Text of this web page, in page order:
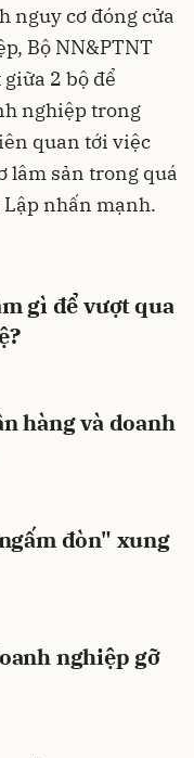
nguy cơ đóng cửa
Bộ NN&PTNT
2 bộ để
nghiệp trong
quan tới việc
lâm sản trong quá
nhấn mạnh.
gì để vượt qua
hàng và doanh
đòn" xung
nghiệp gỡ